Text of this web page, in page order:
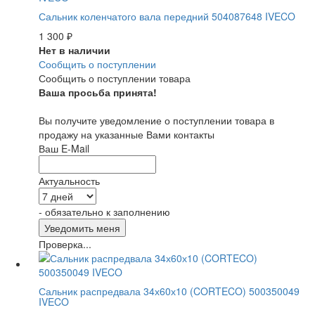
Сальник коленчатого вала передний 504087648 IVECO
1 300 ₽
Нет в наличии
Сообщить о поступлении
Сообщить о поступлении товара
Ваша просьба принята!
Вы получите уведомление о поступлении товара в
продажу на указанные Вами контакты
Ваш E-Mail
Актуальность
- обязательно к заполнению
Проверка...
Сальник распредвала 34х60х10 (CORTECO) 500350049
IVECO